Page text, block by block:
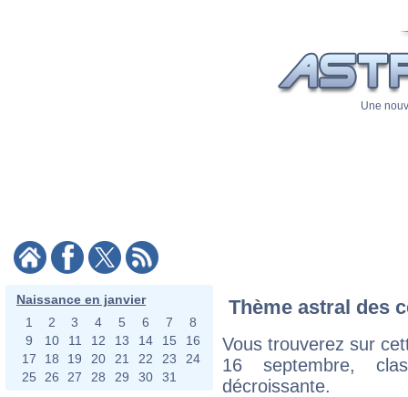
Une
Naissance en janvier
1
2 3 4 5 6 7
8
9
10 11 12 13 14 15
16
17
18 19 20 21 22 23
24
25
26 27 28 29 30 31
Thème astral des
Vous trouverez sur
16 septembre,
décroissante.